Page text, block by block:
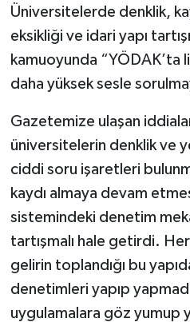
Üniversitelerde denklik,
eksikliği ve idari yapı
kamuoyunda “YÖDAK’ta
daha yüksek sesle
Gazetemize ulaşan
üniversitelerin denklik ve
ciddi soru işaretleri
kaydı almaya devam
sistemindeki denetim
tartışmalı hale getirdi. Her
gelirin toplandığı bu
denetimleri yapıp
uygulamalara göz yumup